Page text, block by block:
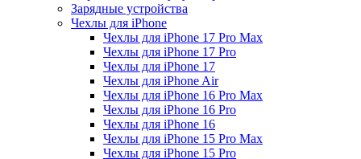
Зарядные устройства
Чехлы для iPhone
Чехлы для iPhone 17 Pro Max
Чехлы для iPhone 17 Pro
Чехлы для iPhone 17
Чехлы для iPhone Air
Чехлы для iPhone 16 Pro Max
Чехлы для iPhone 16 Pro
Чехлы для iPhone 16
Чехлы для iPhone 15 Pro Max
Чехлы для iPhone 15 Pro